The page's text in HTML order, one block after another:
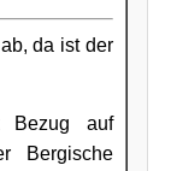
da ist der
Bezug auf
Bergische